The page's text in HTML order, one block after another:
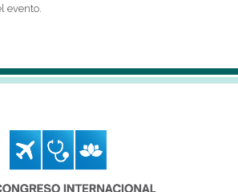
evento.